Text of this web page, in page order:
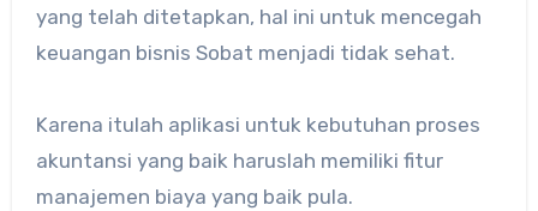
yang telah ditetapkan, hal ini untuk mencegah
keuangan bisnis Sobat menjadi tidak sehat.
Karena itulah aplikasi untuk kebutuhan proses
akuntansi yang baik haruslah memiliki fitur
manajemen biaya yang baik pula.